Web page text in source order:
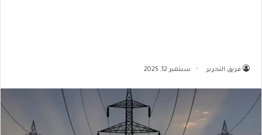
فريق التحرير سبتمبر 12, 2025